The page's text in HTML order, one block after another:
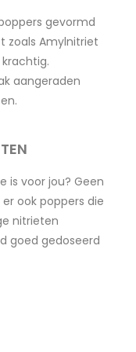
gevormd
zoals Amylnitriet
aangeraden
is voor jou? Geen
ook poppers die
nitrieten
goed gedoseerd